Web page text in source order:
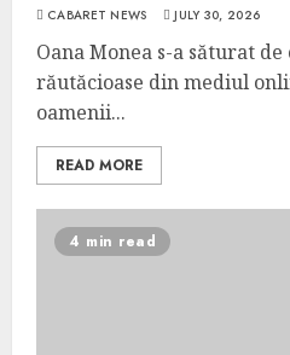
CABARET NEWS JULY 30, 2026
Oana Monea s-a săturat
răutăcioase din mediul
oamenii...
READ MORE
4 min read